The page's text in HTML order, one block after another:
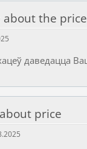
about the price
даведацца
price